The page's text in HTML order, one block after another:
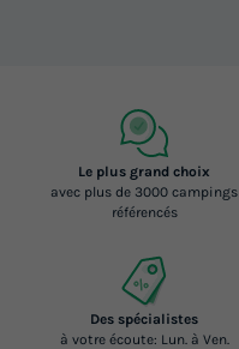
Le plus grand choix
avec plus de 3000 campings
référencés
Des spécialistes
à votre écoute: Lun. à Ven.